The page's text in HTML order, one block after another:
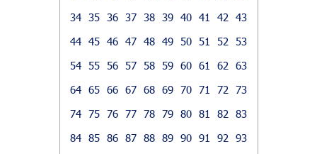
34 35 36 37 38 39 40 41 42
43
44 45 46 47 48 49 50 51 52
53
54 55 56 57 58 59 60 61 62
63
64 65 66 67 68 69 70 71 72
73
74 75 76 77 78 79 80 81 82
83
84 85 86 87 88 89 90 91 92
93